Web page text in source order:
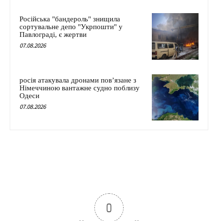
Російська "бандероль" знищила
сортувальне депо "Укрпошти" у
Павлограді, є жертви
07.08.2026
росія атакувала дронами пов’язане з
Німеччиною вантажне судно поблизу
Одеси
07.08.2026
0